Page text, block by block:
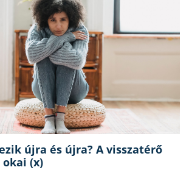
újra és újra? A visszatérő
(x)